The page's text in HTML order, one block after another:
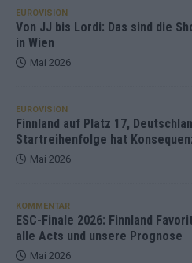
EUROVISION
Von JJ bis Lordi: Das sind die
in Wien
Mai 2026
EUROVISION
Finnland auf Platz 17,
Startreihenfolge hat
Mai 2026
KOMMENTAR
ESC-Finale 2026: Finnland
alle Acts und unsere Prognose
Mai 2026